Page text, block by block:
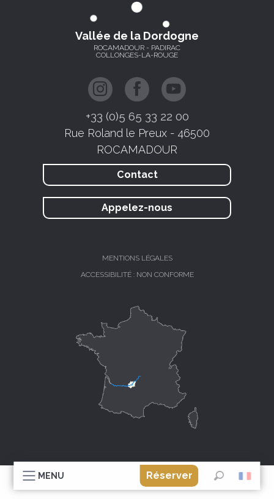
MENU
Réserver
Recherche
Vallée de la Dordogne
ROCAMADOUR - PADIRAC
COLLONGES-LA-ROUGE
+33 (0)5 65 33 22 00
Rue Roland le Preux - 46500
ROCAMADOUR
Contact
Appelez-nous
MENTIONS LÉGALES
ACCESSIBILITÉ : NON CONFORME